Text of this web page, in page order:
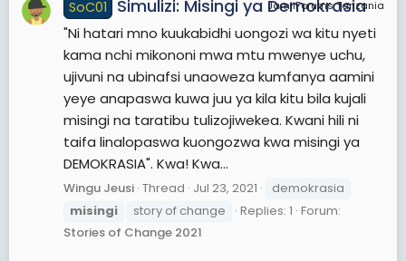
JamiiForums Tanzania
SoC01 Simulizi: Misingi ya Demokrasia
"Ni hatari mno kuukabidhi uongozi wa kitu nyeti
kama nchi mikononi mwa mtu mwenye uchu,
ujivuni na ubinafsi unaoweza kumfanya aamini
yeye anapaswa kuwa juu ya kila kitu bila kujali
misingi na taratibu tulizojiwekea. Kwani hili ni
taifa linalopaswa kuongozwa kwa misingi ya
DEMOKRASIA". Kwa! Kwa...
Wingu Jeusi Thread Jul 23, 2021
demokrasia
misingi
story of change Replies: 1 Forum:
Stories of Change 2021